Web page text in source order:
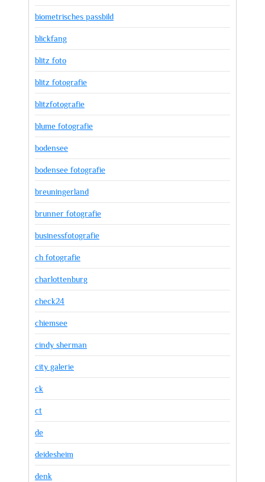
biometrisches passbild
blickfang
blitz foto
blitz fotografie
blitzfotografie
blume fotografie
bodensee
bodensee fotografie
breuningerland
brunner fotografie
businessfotografie
ch fotografie
charlottenburg
check24
chiemsee
cindy sherman
city galerie
ck
ct
de
deidesheim
denk